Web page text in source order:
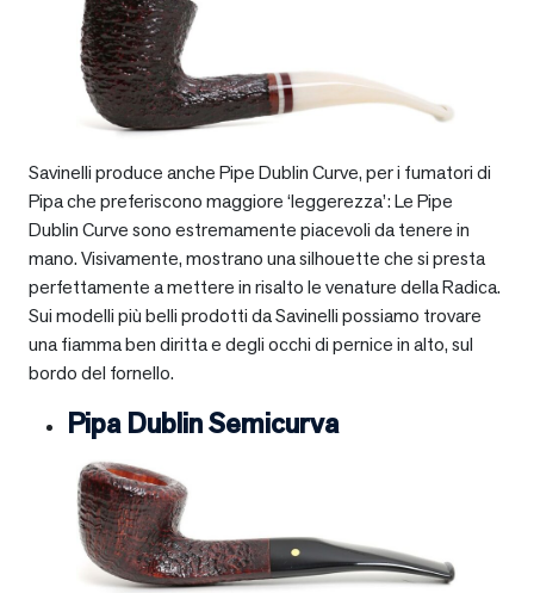
Savinelli produce anche Pipe Dublin Curve, per i fumatori di
Pipa che preferiscono maggiore ‘leggerezza’: Le Pipe
Dublin Curve sono estremamente piacevoli da tenere in
mano. Visivamente, mostrano una silhouette che si presta
perfettamente a mettere in risalto le venature della Radica.
Sui modelli più belli prodotti da Savinelli possiamo trovare
una fiamma ben diritta e degli occhi di pernice in alto, sul
bordo del fornello.
Pipa Dublin Semicurva